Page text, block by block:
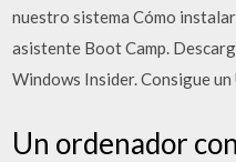
nuestro sistema Cómo
asistente Boot Camp.
Windows Insider. Consigue un
Un ordenador